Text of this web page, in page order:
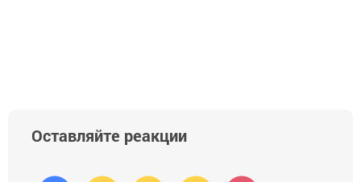
Оставляйте реакции